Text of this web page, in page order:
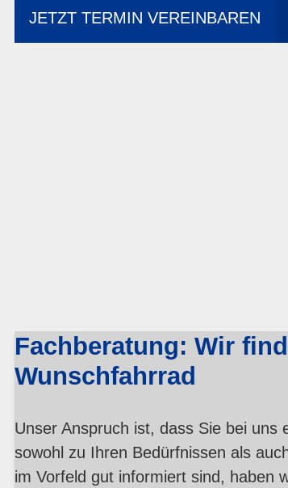
JETZT TERMIN VEREINBAREN
Fachberatung: Wir
Wunschfahrrad
Unser Anspruch ist, dass Sie bei uns
sowohl zu Ihren Bedürfnissen als
im Vorfeld gut informiert sind, haben